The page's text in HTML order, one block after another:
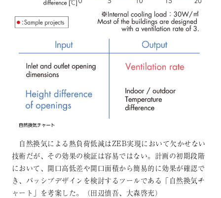
自然換気による熱負荷低減はZEB実現において欠かせない
技術だが、その効果の検証は容易ではない。計画の初期段階
において、開口高低差や開口面積から簡易的に効果が確認で
き、パッシブデザインを検討するツールである「自然換気チ
ャート」を考案した。（田辺慎吾、大森啓充）